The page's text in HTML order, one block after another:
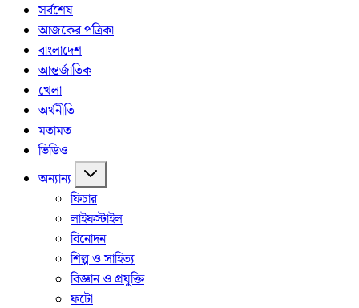
সর্বশেষ
আজকের পত্রিকা
বাংলাদেশ
আন্তর্জাতিক
খেলা
অর্থনীতি
মতামত
ভিডিও
অন্যান্য
ফিচার
লাইফস্টাইল
বিনোদন
শিল্প ও সাহিত্য
বিজ্ঞান ও প্রযুক্তি
ফটো